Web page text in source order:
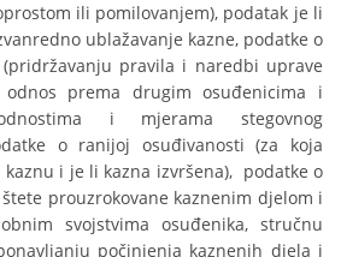
ili pomilovanjem), podatak je li
ublažavanje kazne, podatke o
pravila i naredbi uprave
prema drugim osuđenicima i
i mjerama stegovnog
o ranijoj osuđivanosti (za koja
i je li kazna izvršena), podatke o
prouzrokovane kaznenim djelom i
svojstvima osuđenika, stručnu
počinjenja kaznenih djela i